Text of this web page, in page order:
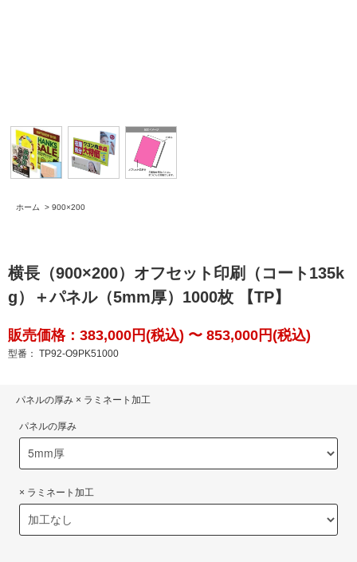
ホーム > 900×200
横長（900×200）オフセット印刷（コート135k
g）＋パネル（5mm厚）1000枚 【TP】
販売価格：383,000円(税込) 〜 853,000円(税込)
型番： TP92-O9PK51000
パネルの厚み × ラミネート加工
パネルの厚み
× ラミネート加工